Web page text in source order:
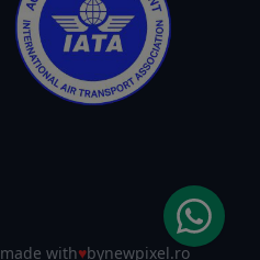
made with♥bynewpixel.ro